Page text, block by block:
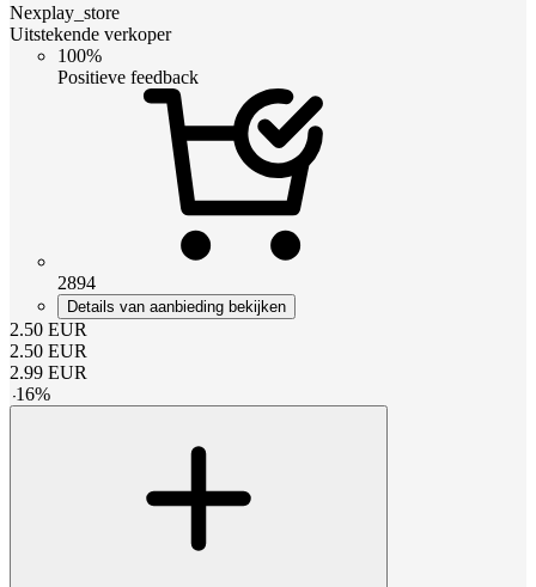
Nexplay_store
Uitstekende verkoper
100%
Positieve feedback
2894
Details van aanbieding bekijken
2.50 EUR
2.50 EUR
2.99 EUR
-16%